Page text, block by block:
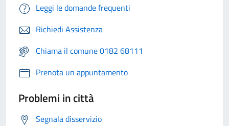
Leggi le domande frequenti
Richiedi Assistenza
Chiama il comune 0182 68111
Prenota un appuntamento
Problemi in città
Segnala disservizio